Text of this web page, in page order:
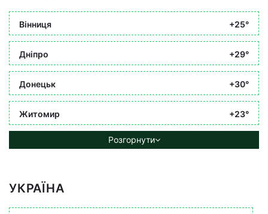
Вінниця +25°
Дніпро +29°
Донецьк +30°
Житомир +23°
Розгорнути
УКРАЇНА